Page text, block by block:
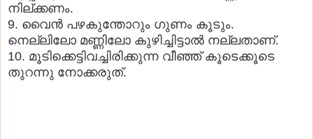
നില്ക്കണം.
9. വൈന്‍ പഴകുന്തോറും ഗുണം കൂടും.
നെല്ലിലോ മണ്ണിലോ കുഴിച്ചിട്ടാല്‍ നല്ലതാണ്.
10. മൂടിക്കെട്ടിവച്ചിരിക്കുന്ന വീഞ്ഞ് കൂടെക്കൂടെ
തുറന്നു നോക്കരുത്.